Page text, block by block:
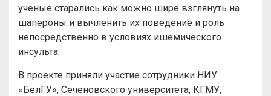
ученые старались как можно шире взглянуть на
шапероны и вычленить их поведение и роль
непосредственно в условиях ишемического
инсульта.
В проекте приняли участие сотрудники НИУ
«БелГУ», Сеченовского университета, КГМУ,